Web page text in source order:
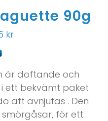
90g
kr
är doftande och
ett bekvämt paket
att avnjutas . Den
för ett